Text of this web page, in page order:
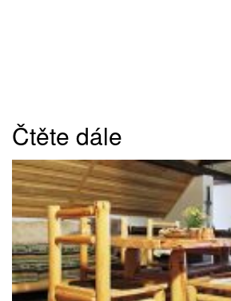
Čtěte dále